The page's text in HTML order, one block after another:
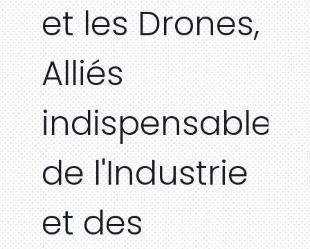
et les Drones,
Alliés
indispensable
de l'Industrie
et des